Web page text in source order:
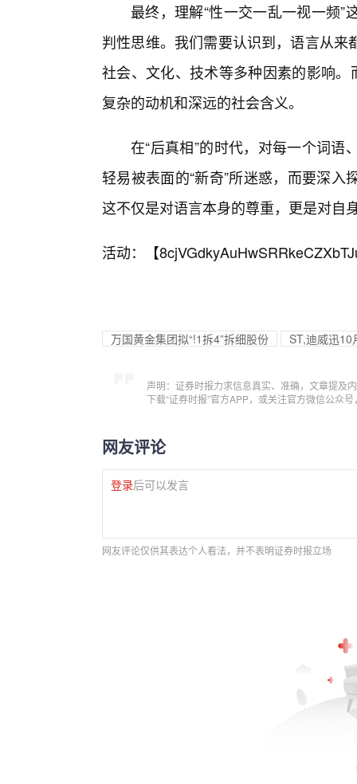
最终，理解“性一交一乱一视一频
判性思维。我们需要认识到，语言从
社会、文化、技术等多种因素的影响
复杂的动机和深远的社会含义。
在“后真相”的时代，对每一个词
轻易被表面的“新奇”所迷惑，而要深
这不仅是对语言本身的尊重，更是对自
活动：【
万国黄金集团拟“!1拆4”拆细股份 ST,迪威迅10
声明：证券时报力求信息真实、准确，文章提及
下载“证券时报”官方APP，或关注官方微信公众
网友评论
登录后可以发言
网友评论仅供其表达个人看法，并不表明证券时报立场